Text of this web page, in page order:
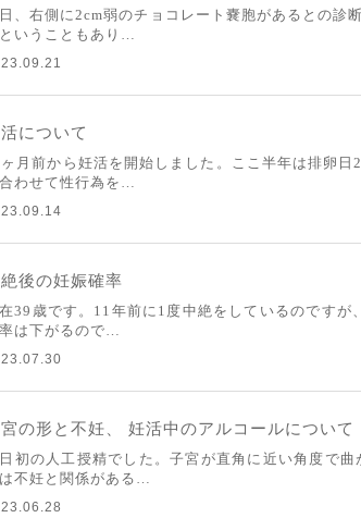
、右側に2cm弱のチョコレート嚢胞があるとの診
いうこともあり…
について
月前から妊活を開始しました。ここ半年は排卵
わせて性行為を…
後の妊娠確率
39歳です。11年前に1度中絶をしているのですが
は下がるので…
の形と不妊、 妊活中のアルコールについて
初の人工授精でした。子宮が直角に近い角度で
不妊と関係がある…